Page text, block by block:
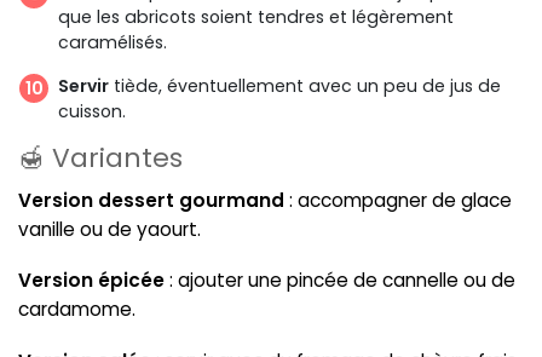
que les abricots soient tendres et légèrement
caramélisés.
Servir tiède, éventuellement avec un peu de jus de
cuisson.
🍯 Variantes
Version dessert gourmand : accompagner de glace
vanille ou de yaourt.
Version épicée: ajouter une pincée de cannelle ou de
cardamome.